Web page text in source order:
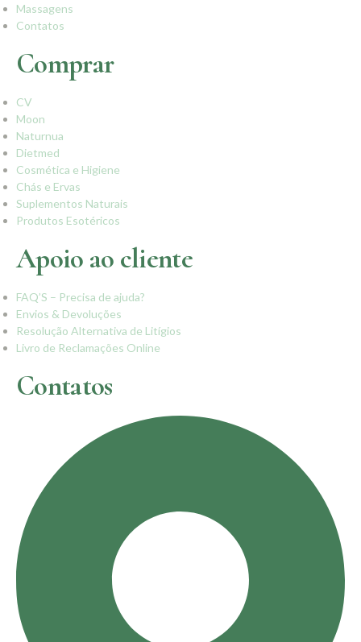
Massagens
Contatos
Comprar
CV
Moon
Naturnua
Dietmed
Cosmética e Higiene
Chás e Ervas
Suplementos Naturais
Produtos Esotéricos
Apoio ao cliente
FAQ’S – Precisa de ajuda?
Envios & Devoluções
Resolução Alternativa de Litígios
Livro de Reclamações Online
Contatos